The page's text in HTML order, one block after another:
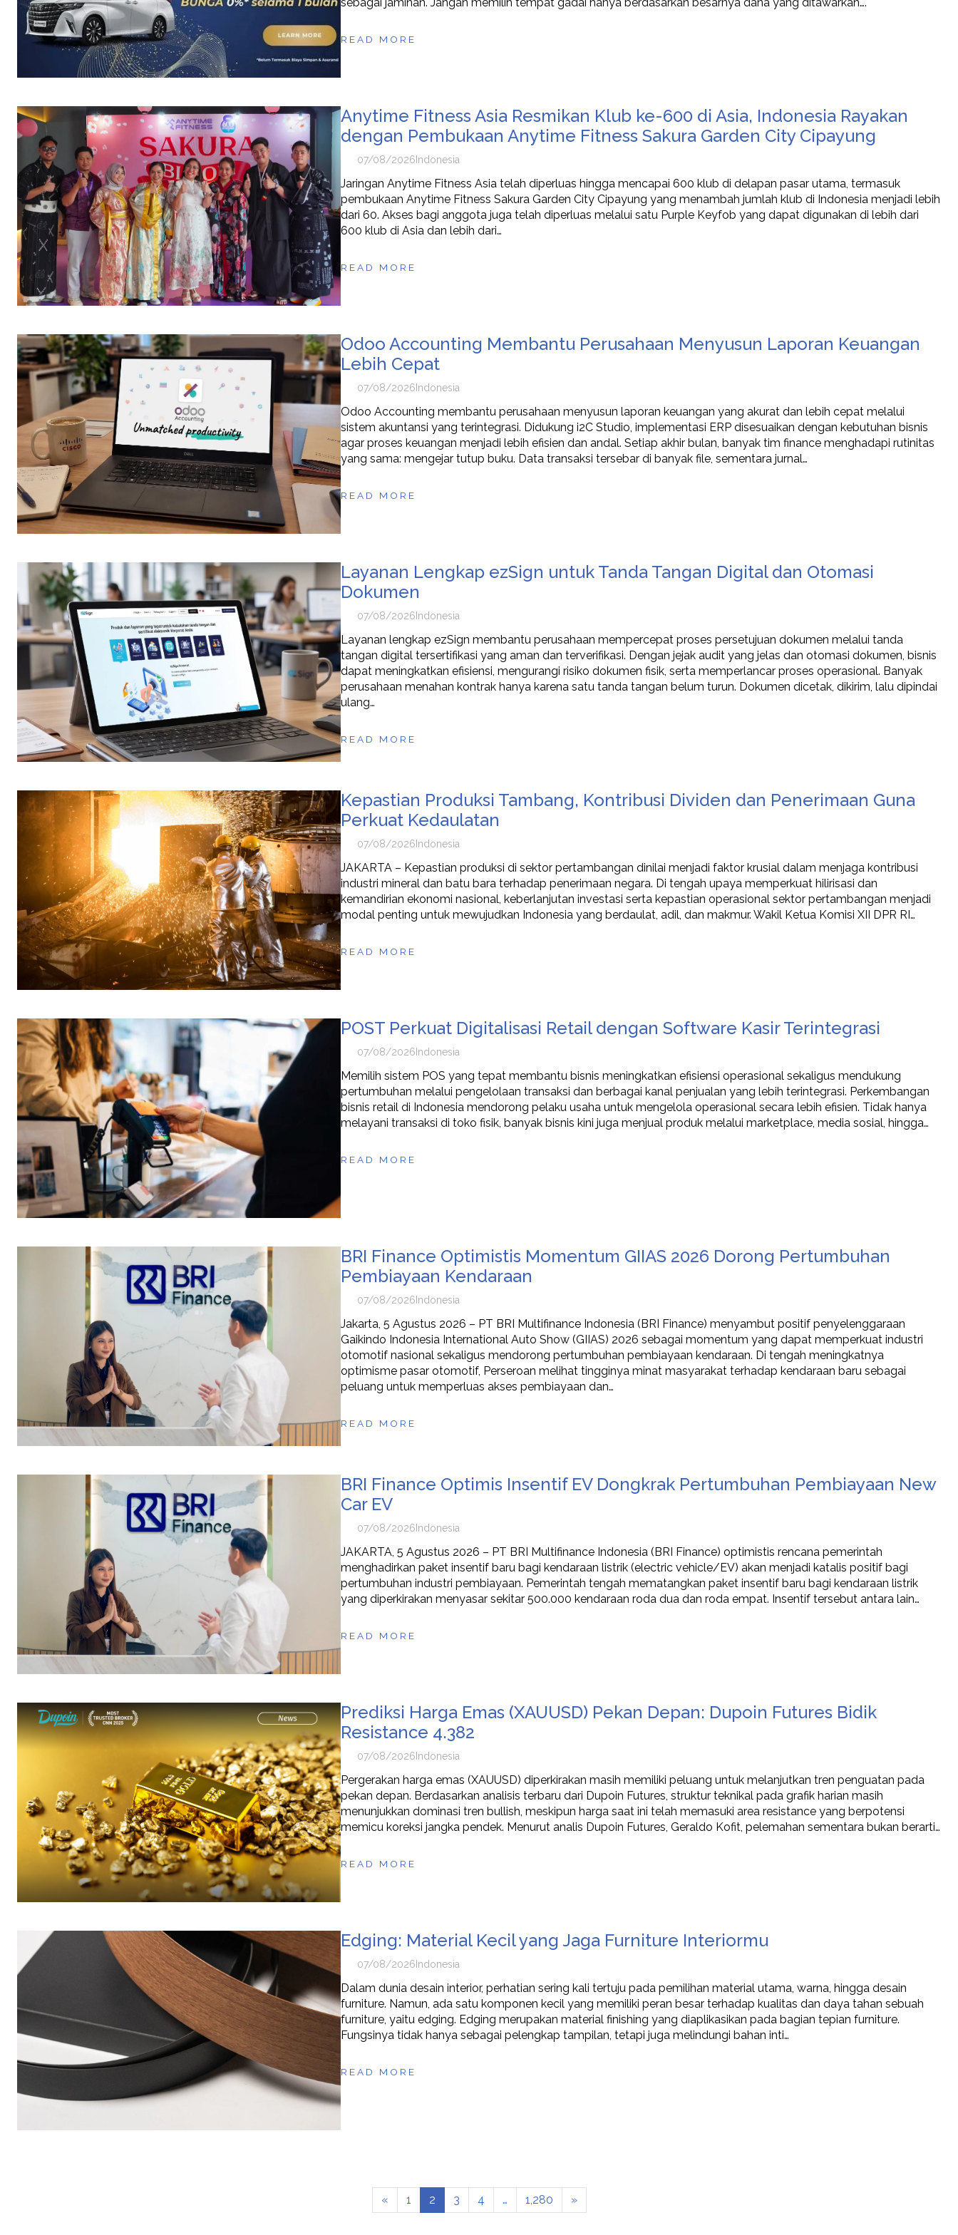
READ MORE
Anytime Fitness Asia Resmikan Klub ke-600 di Asia, Indonesia Rayakan
dengan Pembukaan Anytime Fitness Sakura Garden City Cipayung
07/08/2026 Indonesia
Jaringan Anytime Fitness Asia telah diperluas hingga mencapai 600 klub di delapan pasar utama, termasuk
pembukaan Anytime Fitness Sakura Garden City Cipayung yang menambah jumlah klub di Indonesia menjadi lebih
dari 60. Akses bagi anggota juga telah diperluas melalui satu Purple Keyfob yang dapat digunakan di lebih dari
600 klub di Asia dan lebih dari…
READ MORE
Odoo Accounting Membantu Perusahaan Menyusun Laporan Keuangan
Lebih Cepat
07/08/2026 Indonesia
Odoo Accounting membantu perusahaan menyusun laporan keuangan yang akurat dan lebih cepat melalui
sistem akuntansi yang terintegrasi. Didukung i2C Studio, implementasi ERP disesuaikan dengan kebutuhan bisnis
agar proses keuangan menjadi lebih efisien dan andal. Setiap akhir bulan, banyak tim finance menghadapi rutinitas
yang sama: mengejar tutup buku. Data transaksi tersebar di banyak file, sementara jurnal…
READ MORE
Layanan Lengkap ezSign untuk Tanda Tangan Digital dan Otomasi
Dokumen
07/08/2026 Indonesia
Layanan lengkap ezSign membantu perusahaan mempercepat proses persetujuan dokumen melalui tanda
tangan digital tersertifikasi yang aman dan terverifikasi. Dengan jejak audit yang jelas dan otomasi dokumen, bisnis
dapat meningkatkan efisiensi, mengurangi risiko dokumen fisik, serta memperlancar proses operasional. Banyak
perusahaan menahan kontrak hanya karena satu tanda tangan belum turun. Dokumen dicetak, dikirim, lalu dipindai
ulang…
READ MORE
Kepastian Produksi Tambang, Kontribusi Dividen dan Penerimaan Guna
Perkuat Kedaulatan
07/08/2026 Indonesia
JAKARTA – Kepastian produksi di sektor pertambangan dinilai menjadi faktor krusial dalam menjaga kontribusi
industri mineral dan batu bara terhadap penerimaan negara. Di tengah upaya memperkuat hilirisasi dan
kemandirian ekonomi nasional, keberlanjutan investasi serta kepastian operasional sektor pertambangan menjadi
modal penting untuk mewujudkan Indonesia yang berdaulat, adil, dan makmur. Wakil Ketua Komisi XII DPR RI…
READ MORE
POST Perkuat Digitalisasi Retail dengan Software Kasir Terintegrasi
07/08/2026 Indonesia
Memilih sistem POS yang tepat membantu bisnis meningkatkan efisiensi operasional sekaligus mendukung
pertumbuhan melalui pengelolaan transaksi dan berbagai kanal penjualan yang lebih terintegrasi. Perkembangan
bisnis retail di Indonesia mendorong pelaku usaha untuk mengelola operasional secara lebih efisien. Tidak hanya
melayani transaksi di toko fisik, banyak bisnis kini juga menjual produk melalui marketplace, media sosial, hingga…
READ MORE
BRI Finance Optimistis Momentum GIIAS 2026 Dorong Pertumbuhan
Pembiayaan Kendaraan
07/08/2026 Indonesia
Jakarta, 5 Agustus 2026 – PT BRI Multifinance Indonesia (BRI Finance) menyambut positif penyelenggaraan
Gaikindo Indonesia International Auto Show (GIIAS) 2026 sebagai momentum yang dapat memperkuat industri
otomotif nasional sekaligus mendorong pertumbuhan pembiayaan kendaraan. Di tengah meningkatnya
optimisme pasar otomotif, Perseroan melihat tingginya minat masyarakat terhadap kendaraan baru sebagai
peluang untuk memperluas akses pembiayaan dan…
READ MORE
BRI Finance Optimis Insentif EV Dongkrak Pertumbuhan Pembiayaan New
Car EV
07/08/2026 Indonesia
JAKARTA, 5 Agustus 2026 – PT BRI Multifinance Indonesia (BRI Finance) optimistis rencana pemerintah
menghadirkan paket insentif baru bagi kendaraan listrik (electric vehicle/EV) akan menjadi katalis positif bagi
pertumbuhan industri pembiayaan. Pemerintah tengah mematangkan paket insentif baru bagi kendaraan listrik
yang diperkirakan menyasar sekitar 500.000 kendaraan roda dua dan roda empat. Insentif tersebut antara lain…
READ MORE
Prediksi Harga Emas (XAUUSD) Pekan Depan: Dupoin Futures Bidik
Resistance 4.382
07/08/2026 Indonesia
Pergerakan harga emas (XAUUSD) diperkirakan masih memiliki peluang untuk melanjutkan tren penguatan pada
pekan depan. Berdasarkan analisis terbaru dari Dupoin Futures, struktur teknikal pada grafik harian masih
menunjukkan dominasi tren bullish, meskipun harga saat ini telah memasuki area resistance yang berpotensi
memicu koreksi jangka pendek. Menurut analis Dupoin Futures, Geraldo Kofit, pelemahan sementara bukan berarti…
READ MORE
Edging: Material Kecil yang Jaga Furniture Interiormu
07/08/2026 Indonesia
Dalam dunia desain interior, perhatian sering kali tertuju pada pemilihan material utama, warna, hingga desain
furniture. Namun, ada satu komponen kecil yang memiliki peran besar terhadap kualitas dan daya tahan sebuah
furniture, yaitu edging. Edging merupakan material finishing yang diaplikasikan pada bagian tepian furniture.
Fungsinya tidak hanya sebagai pelengkap tampilan, tetapi juga melindungi bahan inti…
READ MORE
« 1 2 3 4 … 1,280 »